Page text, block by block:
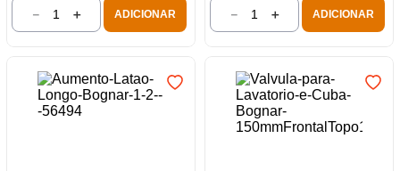
＋
－ ADICIONAR ＋
－ ADICIONAR